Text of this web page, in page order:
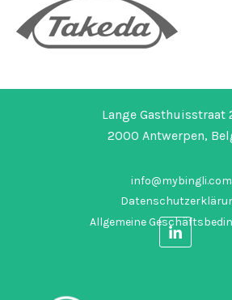
Lange Gasthuisstraat
2000 Antwerpen,
info@mybingli.com
Allgemeine